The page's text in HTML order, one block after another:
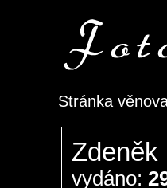
Stránka
Zdeněk
vydáno: